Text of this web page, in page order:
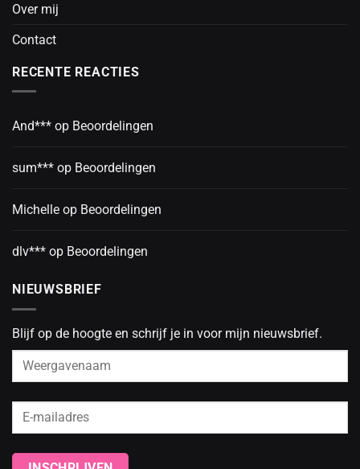
Over mij
Contact
RECENTE REACTIES
And*** op Beoordelingen
sum*** op Beoordelingen
Michelle op Beoordelingen
dlv*** op Beoordelingen
NIEUWSBRIEF
Blijf op de hoogte en schrijf je in voor mijn nieuwsbrief.